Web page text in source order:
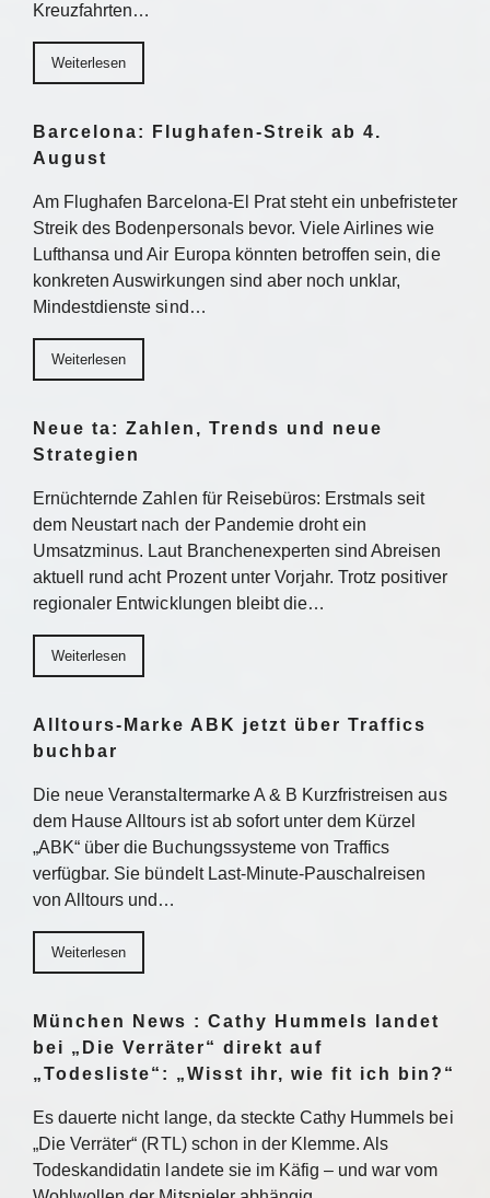
Kreuzfahrten…
Weiterlesen
Barcelona: Flughafen-Streik ab 4.
August
Am Flughafen Barcelona-El Prat steht ein unbefristeter
Streik des Bodenpersonals bevor. Viele Airlines wie
Lufthansa und Air Europa könnten betroffen sein, die
konkreten Auswirkungen sind aber noch unklar,
Mindestdienste sind…
Weiterlesen
Neue ta: Zahlen, Trends und neue
Strategien
Ernüchternde Zahlen für Reisebüros: Erstmals seit
dem Neustart nach der Pandemie droht ein
Umsatzminus. Laut Branchenexperten sind Abreisen
aktuell rund acht Prozent unter Vorjahr. Trotz positiver
regionaler Entwicklungen bleibt die…
Weiterlesen
Alltours-Marke ABK jetzt über Traffics
buchbar
Die neue Veranstaltermarke A & B Kurzfristreisen aus
dem Hause Alltours ist ab sofort unter dem Kürzel
„ABK“ über die Buchungssysteme von Traffics
verfügbar. Sie bündelt Last-Minute-Pauschalreisen
von Alltours und…
Weiterlesen
München News : Cathy Hummels landet
bei „Die Verräter“ direkt auf
„Todesliste“: „Wisst ihr, wie fit ich bin?“
Es dauerte nicht lange, da steckte Cathy Hummels bei
„Die Verräter“ (RTL) schon in der Klemme. Als
Todeskandidatin landete sie im Käfig – und war vom